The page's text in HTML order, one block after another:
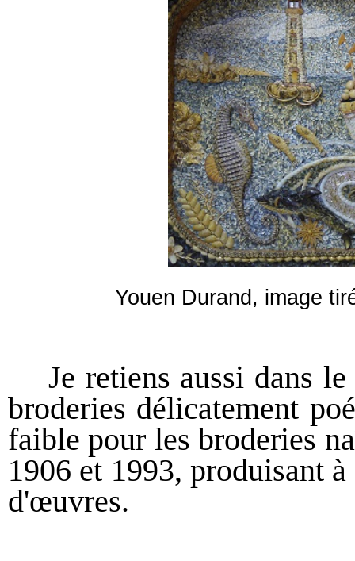
Youen Durand, image
Je retiens aussi dans le
broderies délicatement
faible pour les broderies
1906 et 1993, produisant
d'œuvres.